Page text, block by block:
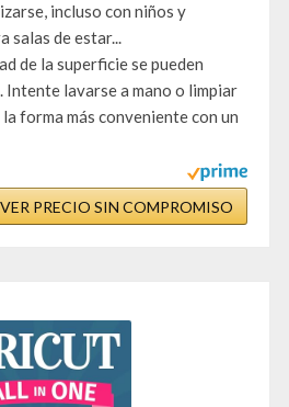
incluso con niños y
salas de estar...
de la superficie se pueden
Intente lavarse a mano o limpiar
la forma más conveniente con un
VER PRECIO SIN COMPROMISO